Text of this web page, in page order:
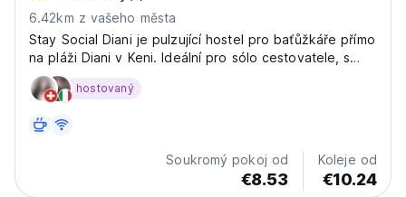
6.42km z vašeho města
Stay Social Diani je pulzující hostel pro baťůžkáře přímo
na pláži Diani v Keni. Ideální pro sólo cestovatele, s
živou, společenskou atmosférou a vodními sporty.
(Auto-translated from original language)
hostovaný
Soukromý pokoj od
€8.53
Koleje od
€10.24